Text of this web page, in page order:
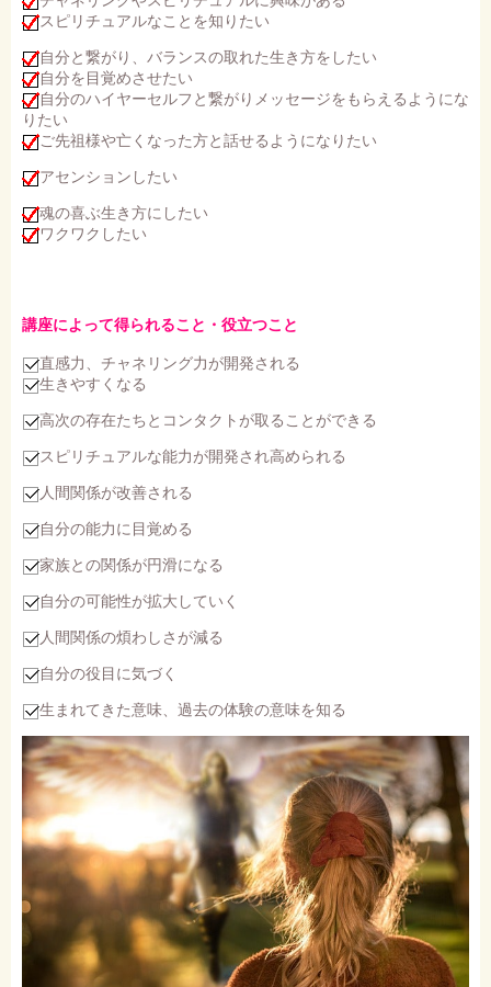
スピリチュアルなことを知りたい
自分と繋がり、バランスの取れた生き方をしたい
自分を目覚めさせたい
自分のハイヤーセルフと繋がりメッセージをもらえるようにな
りたい
ご先祖様や亡くなった方と話せるようになりたい
アセンションしたい
魂の喜ぶ生き方にしたい
ワクワクしたい
講座によって得られること・役立つこと
直感力、チャネリング力が開発される
生きやすくなる
高次の存在たちとコンタクトが取ることができる
スピリチュアルな能力が開発され高められる
人間関係が改善される
自分の能力に目覚める
家族との関係が円滑になる
自分の可能性が拡大していく
人間関係の煩わしさが減る
自分の役目に気づく
生まれてきた意味、過去の体験の意味を知る